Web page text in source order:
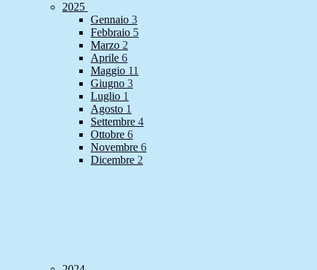
2025
Gennaio 3
Febbraio 5
Marzo 2
Aprile 6
Maggio 11
Giugno 3
Luglio 1
Agosto 1
Settembre 4
Ottobre 6
Novembre 6
Dicembre 2